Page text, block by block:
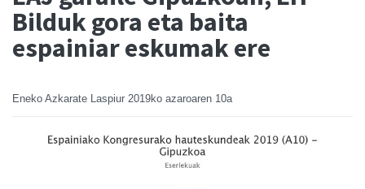
Bilduk gora eta baita
espainiar eskumak ere
Eneko Azkarate Laspiur 2019ko azaroaren 10a